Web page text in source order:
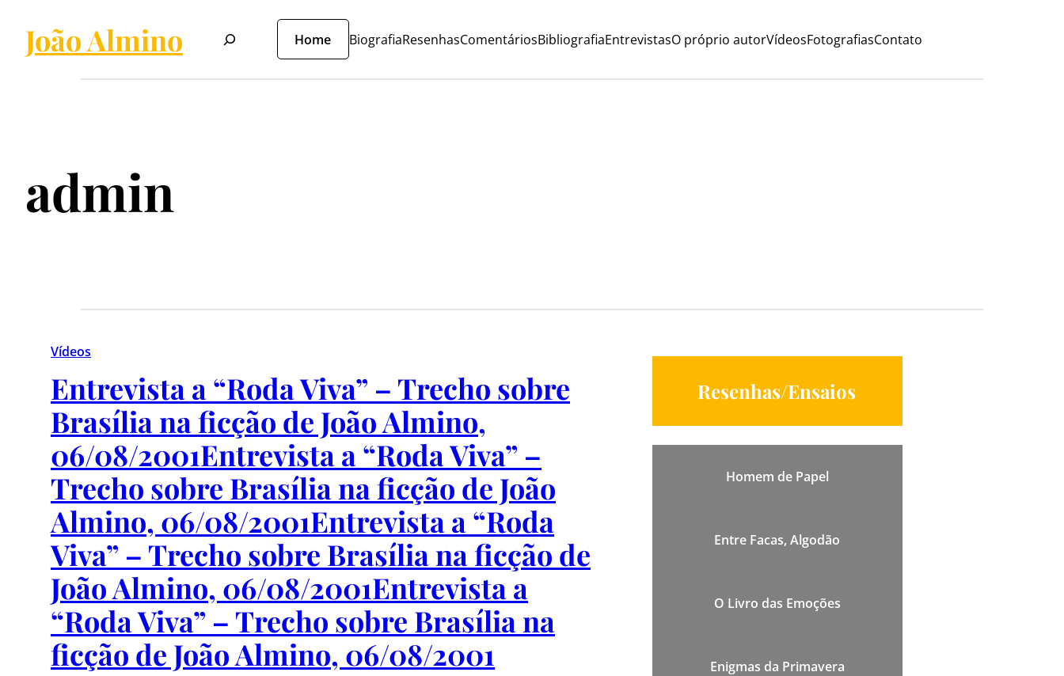
João Almino Pesquisar Home BiografiaResenhasComentáriosBibliografiaEntrevistasO próprio autorVídeosFotografiasContato
admin
Vídeos
Entrevista a “Roda Viva” – Trecho sobre
Brasília na ficção de João Almino,
06/08/2001Entrevista a “Roda Viva” –
Trecho sobre Brasília na ficção de João
Almino, 06/08/2001Entrevista a “Roda
Viva” – Trecho sobre Brasília na ficção de
João Almino, 06/08/2001Entrevista a
“Roda Viva” – Trecho sobre Brasília na
ficção de João Almino, 06/08/2001
Resenhas/Ensaios
Homem de Papel
Entre Facas, Algodão
O Livro das Emoções
Enigmas da Primavera